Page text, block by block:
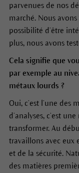
parvenues de nos
marché. Nous
possibilité d’être
plus, nous avons
Cela signifie que
par exemple au
métaux lourds ?
Oui, c’est l’une des
d’analyses, c’est
transformer. Au
travaillons avec eux
et de la sécurité.
des matières